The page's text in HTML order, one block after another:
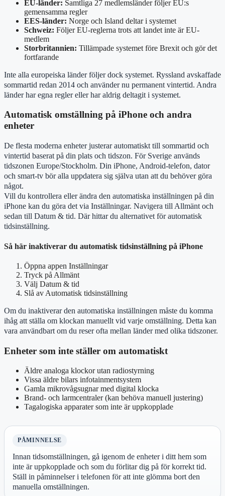
EU-länder: Samtliga 27 medlemsländer följer EU:s
gemensamma regler
EES-länder: Norge och Island deltar i systemet
Schweiz: Följer EU-reglerna trots att landet inte är EU-
medlem
Storbritannien: Tillämpade systemet före Brexit och gör det
fortfarande
Inte alla europeiska länder följer dock systemet. Ryssland avskaffade
sommartid redan 2014 och använder nu permanent vintertid. Andra
länder har egna regler eller har aldrig deltagit i systemet.
Automatisk omställning på iPhone och andra
enheter
De flesta moderna enheter justerar automatiskt till sommartid och
vintertid baserat på din plats och tidszon. För Sverige används
tidszonen Europe/Stockholm. Din iPhone, Android-telefon, dator
och smart-tv bör alla uppdatera sig själva utan att du behöver göra
något.
Vill du kontrollera eller ändra den automatiska inställningen på din
iPhone kan du göra det via Inställningar. Navigera till Allmänt och
sedan till Datum & tid. Där hittar du alternativet för automatisk
tidsinställning.
Så här inaktiverar du automatisk tidsinställning på iPhone
Öppna appen Inställningar
Tryck på Allmänt
Välj Datum & tid
Slå av Automatisk tidsinställning
Om du inaktiverar den automatiska inställningen måste du komma
ihåg att ställa om klockan manuellt vid varje omställning. Detta kan
vara användbart om du reser ofta mellan länder med olika tidszoner.
Enheter som inte ställer om automatiskt
Äldre analoga klockor utan radiostyrning
Vissa äldre bilars infotainmentsystem
Gamla mikrovågsugnar med digital klocka
Brand- och larmcentraler (kan behöva manuell justering)
Tagalogiska apparater som inte är uppkopplade
PÅMINNELSE
Innan tidsomställningen, gå igenom de enheter i ditt hem som
inte är uppkopplade och som du förlitar dig på för korrekt tid.
Ställ in påminnelser i telefonen för att inte glömma bort den
manuella omställningen.